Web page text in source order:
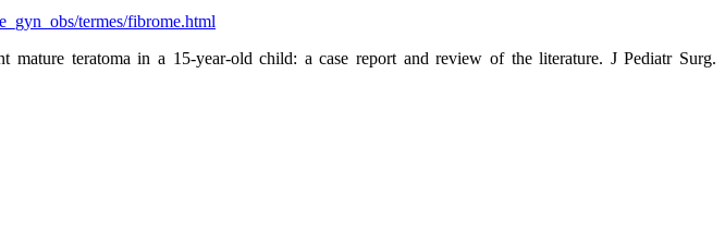
termes/fibrome.html
teratoma in a 15-year-old child: a case report and review of the literature. J Pediatr Surg.